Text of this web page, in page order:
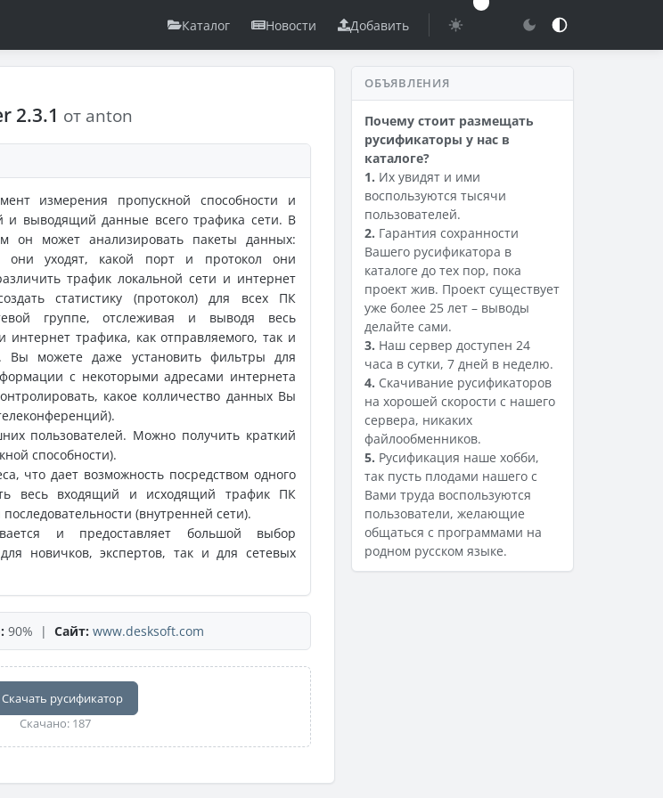
Каталог Новости Добавить
2.3.1 от anton
измерения пропускной способности и
и выводящий данные всего трафика сети. В
он может анализировать пакеты данных:
они уходят, какой порт и протокол они
трафик локальной сети и интернет
статистику (протокол) для всех ПК
группе, отслеживая и выводя весь
интернет трафика, как отправляемого, так и
Вы можете даже установить фильтры для
с некоторыми адресами интернета
какое колличество данных Вы
пользователей. Можно получить краткий
способности).
что дает возможность посредством одного
весь входящий и исходящий трафик ПК
(внутренней сети).
и предоставляет большой выбор
новичков, экспертов, так и для сетевых
90% | Сайт: www.desksoft.com
Скачать русификатор
Скачано: 187
ОБЪЯВЛЕНИЯ
Почему стоит размещать
русификаторы у нас в
каталоге?
1. Их увидят и ими
воспользуются тысячи
пользователей.
2. Гарантия сохранности
Вашего русификатора в
каталоге до тех пор, пока
проект жив. Проект существует
уже более 25 лет – выводы
делайте сами.
3. Наш сервер доступен 24
часа в сутки, 7 дней в неделю.
4. Скачивание русификаторов
на хорошей скорости с нашего
сервера, никаких
файлообменников.
5. Русификация наше хобби,
так пусть плодами нашего с
Вами труда воспользуются
пользователи, желающие
общаться с программами на
родном русском языке.